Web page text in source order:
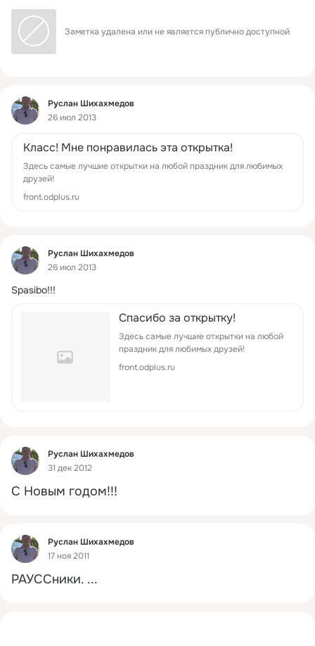
Заметка удалена или не является публично доступной
Фид
Руслан Шихахмедов
26 июл 2013
Класс! Мне понравилась эта открытка!
Здесь самые лучшие открытки на любой праздник для любимых
друзей!
front.odplus.ru
Фид
Руслан Шихахмедов
26 июл 2013
Spasibo!!!
Спасибо за открытку!
Здесь самые лучшие открытки на любой
праздник для любимых друзей!
front.odplus.ru
Фид
Руслан Шихахмедов
31 дек 2012
С Новым годом!!!
Фид
Руслан Шихахмедов
17 ноя 2011
РАУССники. ...